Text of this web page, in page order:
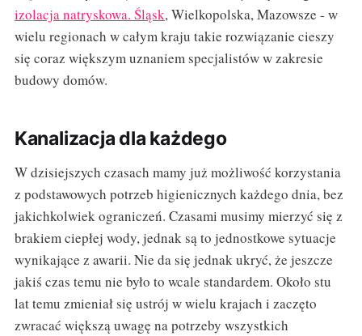
izolacja natryskowa. Śląsk, Wielkopolska, Mazowsze - w
wielu regionach w całym kraju takie rozwiązanie cieszy
się coraz większym uznaniem specjalistów w zakresie
budowy domów.
Kanalizacja dla każdego
W dzisiejszych czasach mamy już możliwość korzystania
z podstawowych potrzeb higienicznych każdego dnia, bez
jakichkolwiek ograniczeń. Czasami musimy mierzyć się z
brakiem ciepłej wody, jednak są to jednostkowe sytuacje
wynikające z awarii. Nie da się jednak ukryć, że jeszcze
jakiś czas temu nie było to wcale standardem. Około stu
lat temu zmieniał się ustrój w wielu krajach i zaczęto
zwracać większą uwagę na potrzeby wszystkich